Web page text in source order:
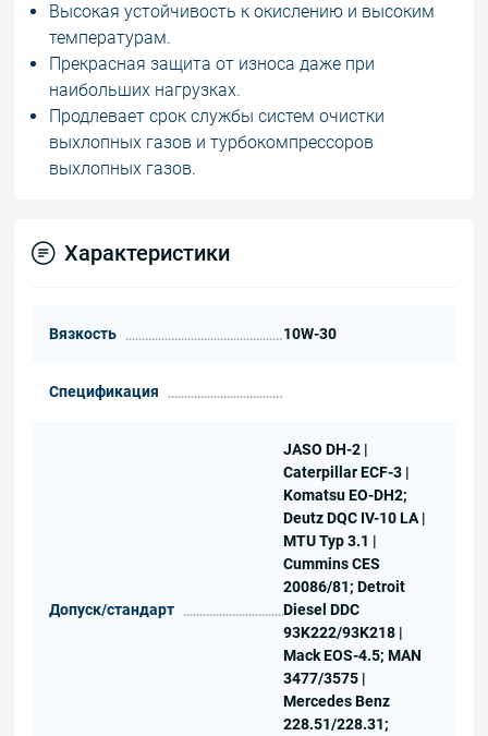
Высокая устойчивость к окислению и высоким
температурам.
Прекрасная защита от износа даже при
наибольших нагрузках.
Продлевает срок службы систем очистки
выхлопных газов и турбокомпрессоров
выхлопных газов.
Характеристики
Вязкость 10W-30
Спецификация
Допуск/стандарт
JASO DH-2 |
Caterpillar ECF-3 |
Komatsu EO-DH2;
Deutz DQC IV-10 LA |
MTU Typ 3.1 |
Cummins CES
20086/81; Detroit
Diesel DDC
93K222/93K218 |
Mack EOS-4.5; MAN
3477/3575 |
Mercedes Benz
228.51/228.31;